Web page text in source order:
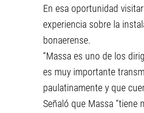
En esa oportunidad
experiencia sobre la
bonaerense.
“Massa es uno de los
es muy importante
paulatinamente y que
Señaló que Massa